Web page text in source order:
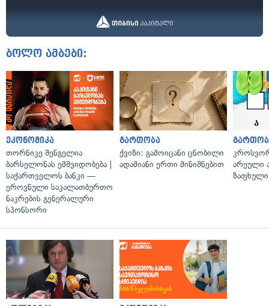
ბოლო ამბები:
ეკონომიკა
თორნიკე შენგელია
ბარსელონას ემშვიდობება |
საქართველოს ბანკი —
ეროვნული საკალათბურთო
ნაკრების გენერალური
სპონსორი
გართობა
ქვიზი: გამოიცანი ცნობილი
ადამიანი ერთი მინიშნებით
არეული